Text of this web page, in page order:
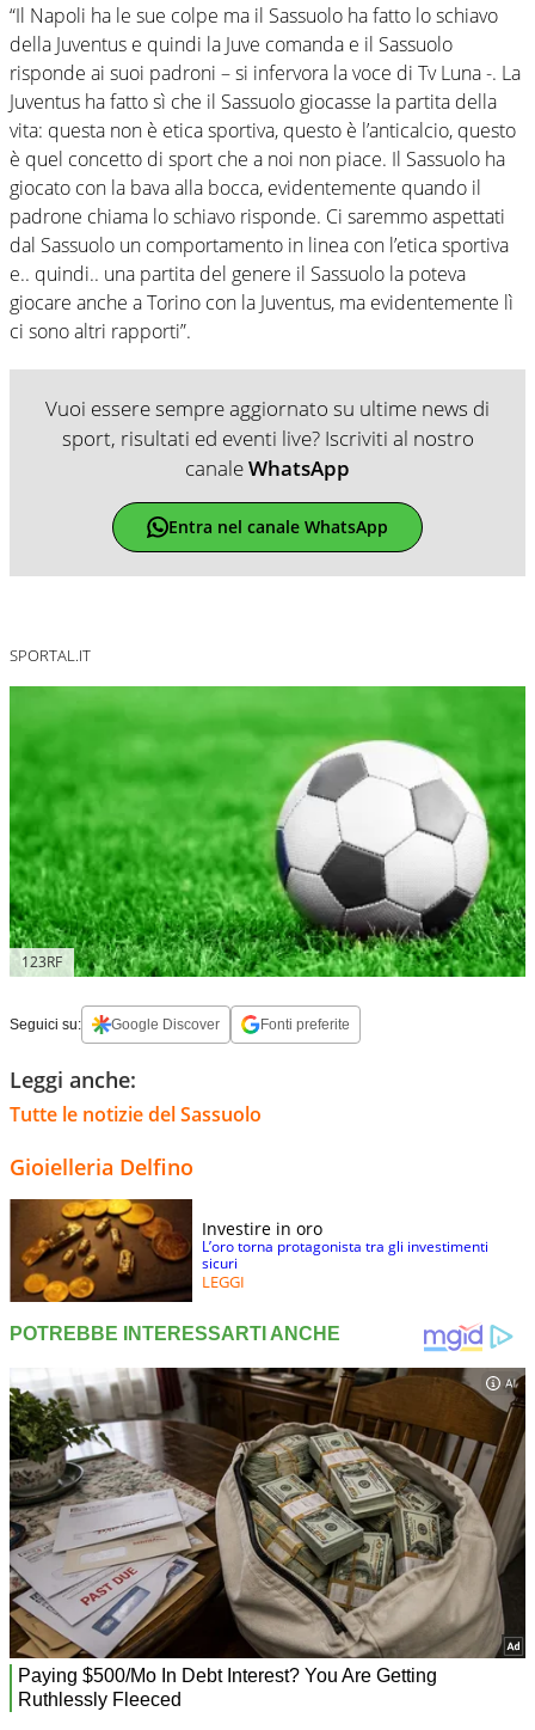
“Il Napoli ha le sue colpe ma il Sassuolo ha fatto lo schiavo
della Juventus e quindi la Juve comanda e il Sassuolo
risponde ai suoi padroni – si infervora la voce di Tv Luna -. La
Juventus ha fatto sì che il Sassuolo giocasse la partita della
vita: questa non è etica sportiva, questo è l’anticalcio, questo
è quel concetto di sport che a noi non piace. Il Sassuolo ha
giocato con la bava alla bocca, evidentemente quando il
padrone chiama lo schiavo risponde. Ci saremmo aspettati
dal Sassuolo un comportamento in linea con l’etica sportiva
e.. quindi.. una partita del genere il Sassuolo la poteva
giocare anche a Torino con la Juventus, ma evidentemente lì
ci sono altri rapporti”.
Vuoi essere sempre aggiornato su ultime news di
sport, risultati ed eventi live? Iscriviti al nostro
canaleWhatsApp
Entra nel canale WhatsApp
SPORTAL.IT
123RF
Seguici su: Google Discover Fonti preferite
Leggi anche:
Tutte le notizie del Sassuolo
Gioielleria Delfino
Investire in oro
L’oro torna protagonista tra gli investimenti
sicuri
LEGGI